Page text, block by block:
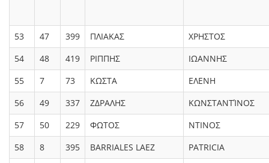
53 47 399 ΠΛΙΑΚΑΣ
ΧΡΗΣΤΟΣ
54
48 419 ΡΙΠΠΗΣ
ΙΩΑΝΝΗΣ
55
7 73 ΚΩΣΤΑ
EΛΕΝΗ
56
49 337 ΖΔΡΑΛΗΣ
ΚΩΝΣΤΑΝΤΊΝΟΣ
57
50 229 ΦΩΤΟΣ
ΝΤΙΝΟΣ
58
8 395 BARRIALES LAEZ
PATRICIA